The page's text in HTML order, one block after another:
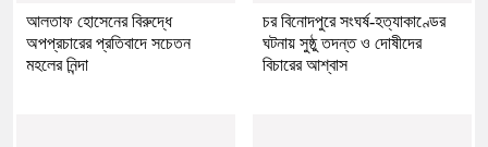
আলতাফ হোসেনের বিরুদ্ধে
অপপ্রচারের প্রতিবাদে সচেতন
মহলের নিন্দা
চর বিনোদপুরে সংঘর্ষ-হত্যাকাণ্ডের
ঘটনায় সুষ্ঠু তদন্ত ও দোষীদের
বিচারের আশ্বাস